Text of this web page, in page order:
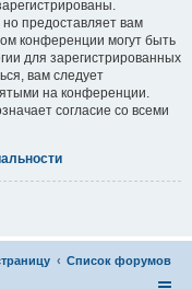
но предоставляет вам
конференции могут быть
для зарегистрированных
вам следует
на конференции.
согласие со всеми
Список форумов